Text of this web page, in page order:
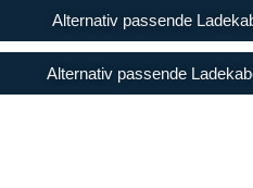
Alternativ passende
Alternativ passende